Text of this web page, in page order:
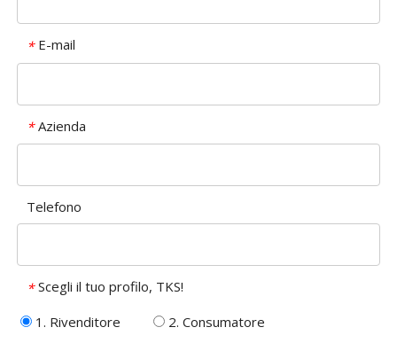
* E-mail
* Azienda
Telefono
* Scegli il tuo profilo, TKS!
1. Rivenditore
2. Consumatore